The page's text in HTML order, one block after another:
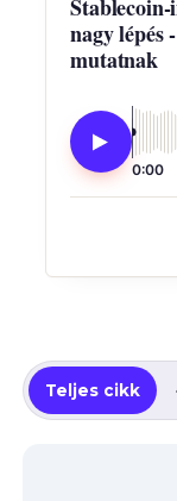
nagy lépés
mutatnak
0:00
Teljes cikk